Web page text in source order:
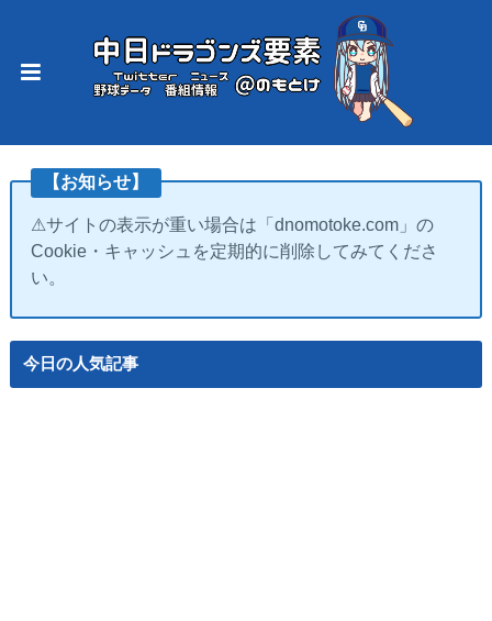
【お知らせ】
⚠サイトの表示が重い場合は「dnomotoke.com」の
Cookie・キャッシュを定期的に削除してみてくださ
い。
今日の人気記事